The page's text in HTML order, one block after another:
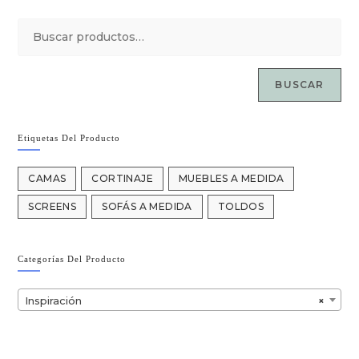
BUSCAR
Etiquetas Del Producto
CAMAS CORTINAJE MUEBLES A MEDIDA
SCREENS SOFÁS A MEDIDA TOLDOS
Categorías Del Producto
×
Inspiración